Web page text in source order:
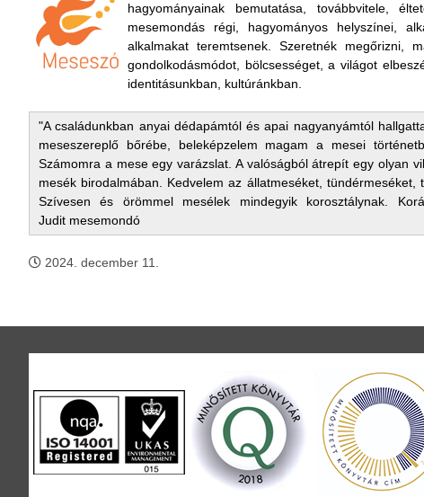
hagyományainak bemutatása, továbbvitele,
mesemondás régi, hagyományos helyszínei,
alkalmakat teremtsenek. Szeretnék megőrizni,
gondolkodásmódot, bölcsességet, a világot
identitásunkban, kultúránkban.
"A családunkban anyai dédapámtól és apai nagyanyámtól
meseszereplő bőrébe, beleképzelem magam a mesei
Számomra a mese egy varázslat. A valóságból átrepít egy olyan
mesék birodalmában. Kedvelem az állatmeséket,
Szívesen és örömmel mesélek mindegyik korosztálynak.
Judit mesemondó
2024. december 11.